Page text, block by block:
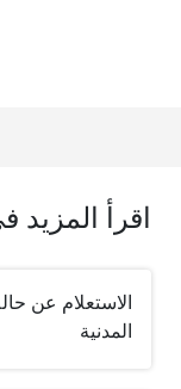
اقرأ المزيد
الاستعلام عن
المدنية